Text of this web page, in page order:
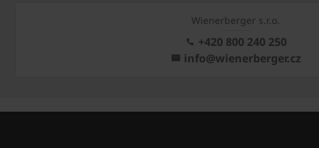
Wienerberger s.r.o.
+420 800 240 250
info@wienerberger.cz